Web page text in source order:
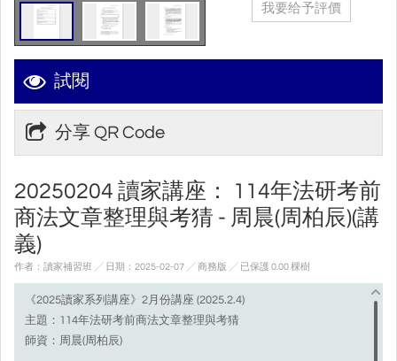
試閱
分享 QR Code
20250204 讀家講座： 114年法研考前
商法文章整理與考猜 - 周晨(周柏辰)(講
義)
作者：讀家補習班 ╱ 日期：2025-02-07 ╱ 商務版 ╱ 已保護 0.00 棵樹
《2025讀家系列講座》2月份講座 (2025.2.4)
主題：114年法研考前商法文章整理與考猜
師資：周晨(周柏辰)
我要给予評價